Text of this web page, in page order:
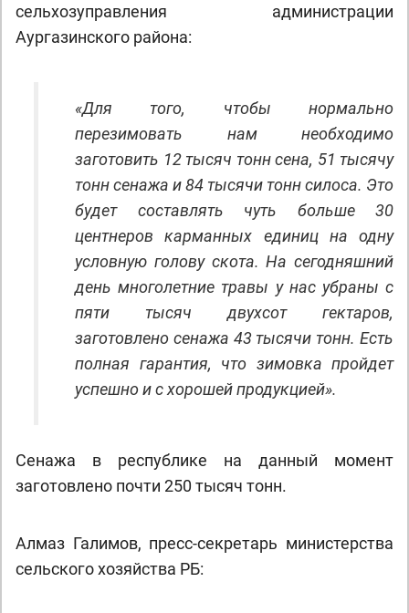
сельхозуправления администрации
Аургазинского района:
«Для того, чтобы нормально
перезимовать нам необходимо
заготовить 12 тысяч тонн сена, 51 тысячу
тонн сенажа и 84 тысячи тонн силоса. Это
будет составлять чуть больше 30
центнеров карманных единиц на одну
условную голову скота. На сегодняшний
день многолетние травы у нас убраны с
пяти тысяч двухсот гектаров,
заготовлено сенажа 43 тысячи тонн. Есть
полная гарантия, что зимовка пройдет
успешно и с хорошей продукцией».
Сенажа в республике на данный момент
заготовлено почти 250 тысяч тонн.
Алмаз Галимов, пресс-секретарь министерства
сельского хозяйства РБ: